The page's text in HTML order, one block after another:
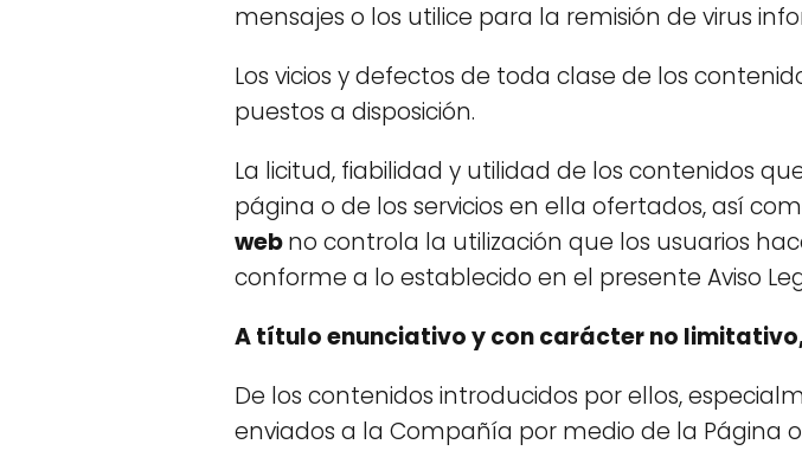
mensajes o los utilice para la remisión de virus
Los vicios y defectos de toda clase de los
puestos a disposición.
La licitud, fiabilidad y utilidad de los contenidos
página o de los servicios en ella ofertados, así
webno controla la utilización que los usuarios
conforme a lo establecido en el presente Aviso
A título enunciativo y con carácter no
De los contenidos introducidos por ellos,
enviados a la Compañía por medio de la Página